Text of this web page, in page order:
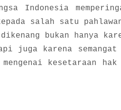
Indonesia
salah satu
bukan hanya
juga karena semangat
kesetaraan hak